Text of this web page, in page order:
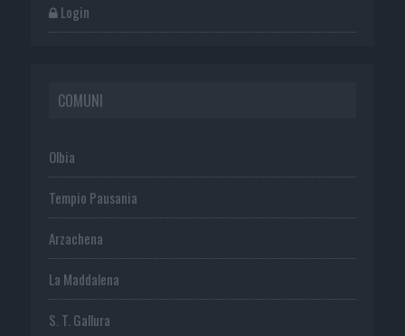
Login
COMUNI
Olbia
Tempio Pausania
Arzachena
La Maddalena
S. T. Gallura